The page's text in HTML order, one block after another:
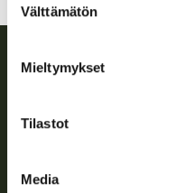
valinta
Välttämätön
Mieltymykset
Tilastot
Media
Suomen riistakeskus
toimeenpanosta sekä
hallintotehtävistä.